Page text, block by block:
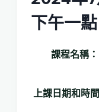
下午一點
課程名稱：
上課日期和時間